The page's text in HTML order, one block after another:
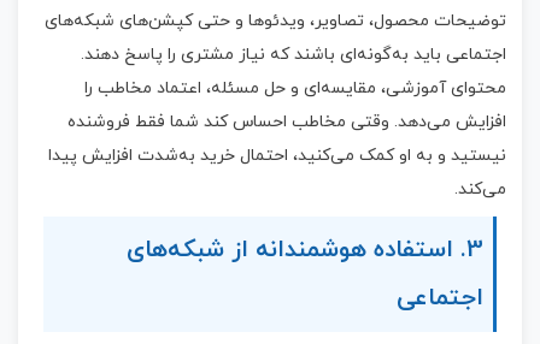
توضیحات محصول، تصاویر، ویدئوها و حتی کپشن‌های شبکه‌های
اجتماعی باید به‌گونه‌ای باشند که نیاز مشتری را پاسخ دهند.
محتوای آموزشی، مقایسه‌ای و حل مسئله، اعتماد مخاطب را
افزایش می‌دهد. وقتی مخاطب احساس کند شما فقط فروشنده
نیستید و به او کمک می‌کنید، احتمال خرید به‌شدت افزایش پیدا
می‌کند.
3. استفاده هوشمندانه از شبکه‌های
اجتماعی